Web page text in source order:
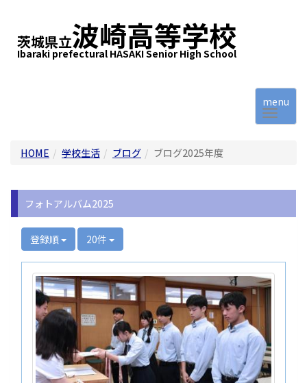
茨城県立波崎高等学校
Ibaraki prefectural HASAKI Senior High School
menu
HOME 学校生活 ブログ ブログ2025年度
フォトアルバム2025
登録順 20件